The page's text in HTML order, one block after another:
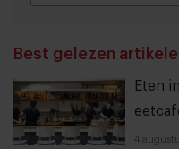
Best gelezen
Eten
4